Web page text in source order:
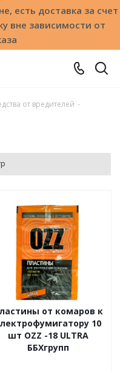
есть доставка за счет
вне зависимости от
от вредителей -
от комаров к
10
шт OZZ -18 ULTRA
ББХгрупп